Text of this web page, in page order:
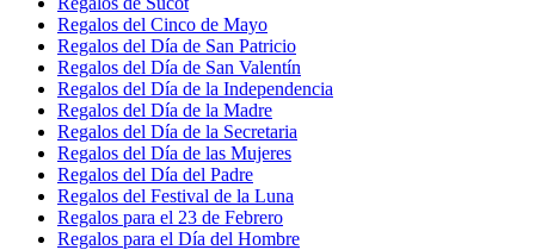
Regalos del Cinco de Mayo
Regalos del Día de San Patricio
Regalos del Día de San Valentín
Regalos del Día de la Independencia
Regalos del Día de la Madre
Regalos del Día de la Secretaria
Regalos del Día de las Mujeres
Regalos del Día del Padre
Regalos del Festival de la Luna
Regalos para el 23 de Febrero
Regalos para el Día del Hombre